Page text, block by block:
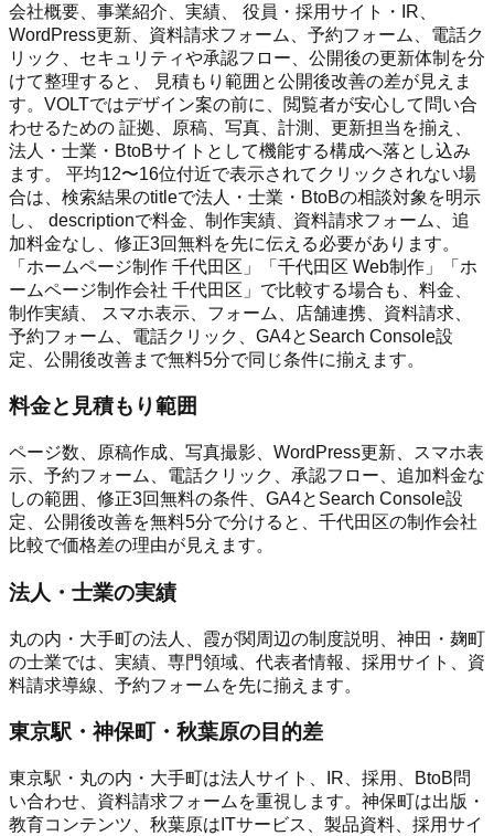
会社概要、事業紹介、実績、 役員・採用サイト・IR、
WordPress更新、資料請求フォーム、予約フォーム、電話ク
リック、セキュリティや承認フロー、公開後の更新体制を分
けて整理すると、 見積もり範囲と公開後改善の差が見えま
す。VOLTではデザイン案の前に、閲覧者が安心して問い合
わせるための 証拠、原稿、写真、計測、更新担当を揃え、
法人・士業・BtoBサイトとして機能する構成へ落とし込み
ます。 平均12〜16位付近で表示されてクリックされない場
合は、検索結果のtitleで法人・士業・BtoBの相談対象を明示
し、 descriptionで料金、制作実績、資料請求フォーム、追
加料金なし、修正3回無料を先に伝える必要があります。
「ホームページ制作 千代田区」「千代田区 Web制作」「ホ
ームページ制作会社 千代田区」で比較する場合も、料金、
制作実績、 スマホ表示、フォーム、店舗連携、資料請求、
予約フォーム、電話クリック、GA4とSearch Console設
定、公開後改善まで無料5分で同じ条件に揃えます。
料金と見積もり範囲
ページ数、原稿作成、写真撮影、WordPress更新、スマホ表
示、予約フォーム、電話クリック、承認フロー、追加料金な
しの範囲、修正3回無料の条件、GA4とSearch Console設
定、公開後改善を無料5分で分けると、千代田区の制作会社
比較で価格差の理由が見えます。
法人・士業の実績
丸の内・大手町の法人、霞が関周辺の制度説明、神田・麹町
の士業では、実績、専門領域、代表者情報、採用サイト、資
料請求導線、予約フォームを先に揃えます。
東京駅・神保町・秋葉原の目的差
東京駅・丸の内・大手町は法人サイト、IR、採用、BtoB問
い合わせ、資料請求フォームを重視します。神保町は出版・
教育コンテンツ、秋葉原はITサービス、製品資料、採用サイ